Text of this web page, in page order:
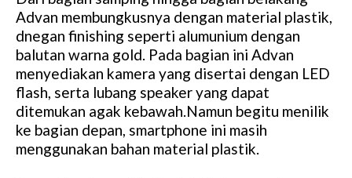
Advan membungkusnya dengan material plastik,
dnegan finishing seperti alumunium dengan
balutan warna gold. Pada bagian ini Advan
menyediakan kamera yang disertai dengan LED
flash, serta lubang speaker yang dapat
ditemukan agak kebawah.Namun begitu menilik
ke bagian depan, smartphone ini masih
menggunakan bahan material plastik.